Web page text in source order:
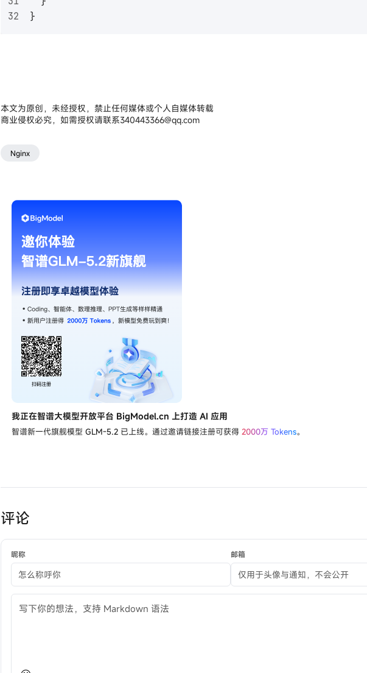
}
本文为原创，未经授权，禁止任何媒体或个人自媒体转载
商业侵权必究，如需授权请联系340443366@qq.com
Nginx
我正在智谱大模型开放平台 BigModel.cn 上打造 AI 应用
智谱新一代旗舰模型 GLM-5.2 已上线。通过邀请链接注册可获得 2000万 Tokens。
评论
昵称 邮箱
评论内容